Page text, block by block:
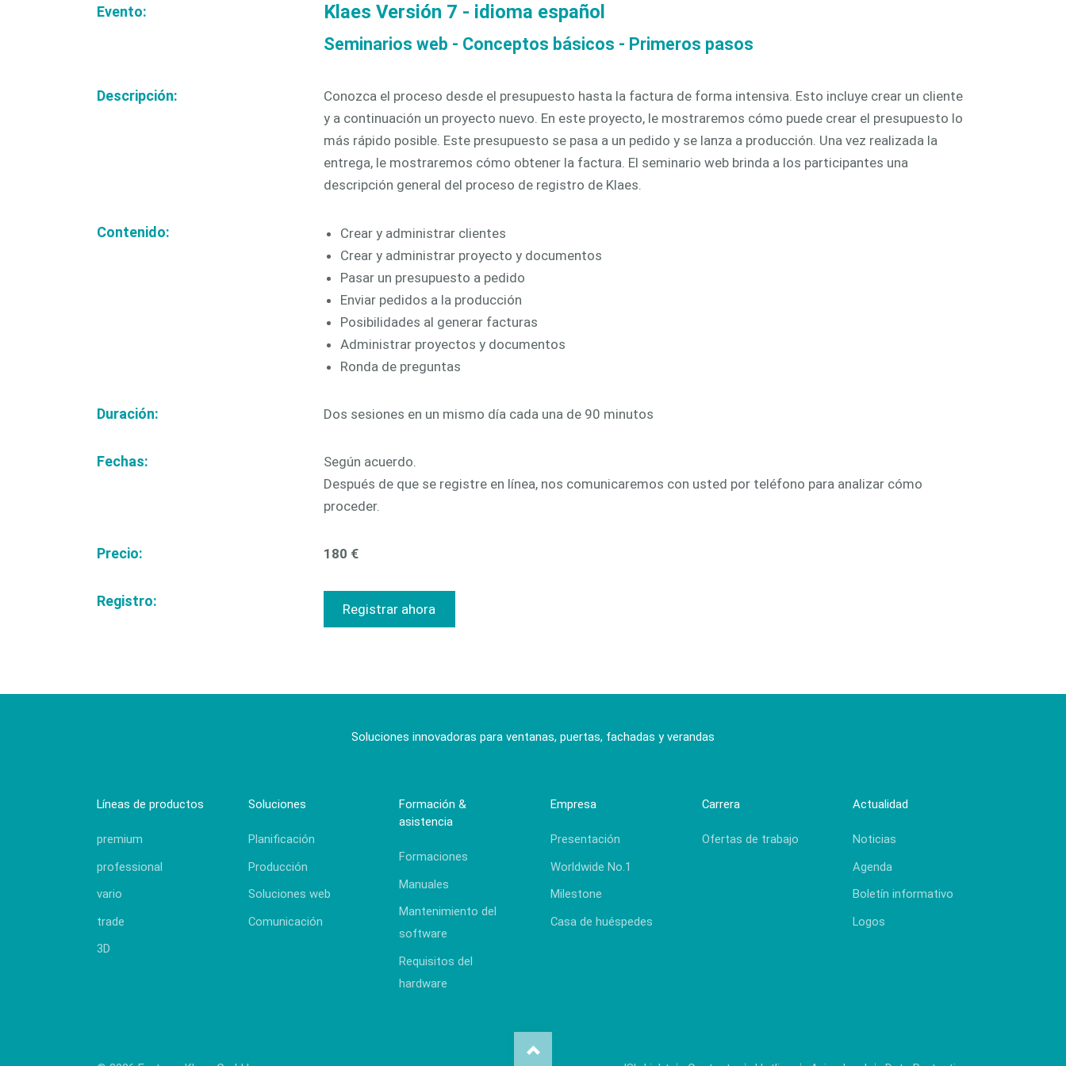
una fabricación
CAM 3D
Evento: Klaes Versión 7 - idioma español
Seminarios web - Conceptos básicos - Primeros pasos
Descripción:
Conozca el proceso desde el presupuesto hasta la factura de forma intensiva. Esto incluye crear un cliente
y a continuación un proyecto nuevo. En este proyecto, le mostraremos cómo puede crear el presupuesto lo
más rápido posible. Este presupuesto se pasa a un pedido y se lanza a producción. Una vez realizada la
entrega, le mostraremos cómo obtener la factura. El seminario web brinda a los participantes una
descripción general del proceso de registro de Klaes.
Contenido:
Crear y administrar clientes
Crear y administrar proyecto y documentos
Pasar un presupuesto a pedido
Enviar pedidos a la producción
Posibilidades al generar facturas
Administrar proyectos y documentos
Ronda de preguntas
Duración: Dos sesiones en un mismo día cada una de 90 minutos
Fechas:
Según acuerdo.
Después de que se registre en línea, nos comunicaremos con usted por teléfono para analizar cómo
proceder.
Precio: 180 €
Registro: Registrar ahora
Soluciones innovadoras para ventanas, puertas, fachadas y verandas
Líneas de productos
premium
professional
vario
trade
3D
Soluciones
Planificación
Producción
Soluciones web
Comunicación
Formación &
asistencia
Formaciones
Manuales
Mantenimiento del
software
Requisitos del
hardware
Empresa
Presentación
Worldwide No.1
Milestone
Casa de huéspedes
Carrera
Ofertas de trabajo
Actualidad
Noticias
Agenda
Boletín informativo
Logos